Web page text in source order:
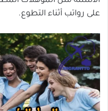
على رواتب أثناء التطوع.